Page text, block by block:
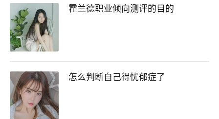
霍兰德职业倾向测评的目的
怎么判断自己得忧郁症了